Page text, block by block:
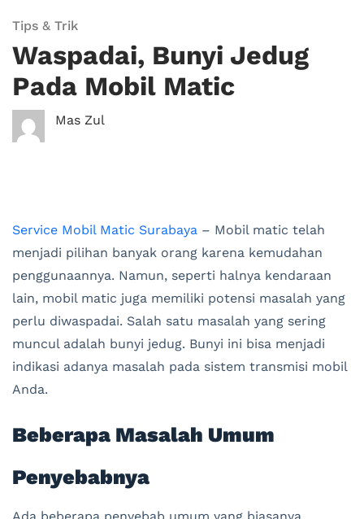
Tips & Trik
Waspadai, Bunyi Jedug
Pada Mobil Matic
Mas Zul
Service Mobil Matic Surabaya – Mobil matic telah
menjadi pilihan banyak orang karena kemudahan
penggunaannya. Namun, seperti halnya kendaraan
lain, mobil matic juga memiliki potensi masalah yang
perlu diwaspadai. Salah satu masalah yang sering
muncul adalah bunyi jedug. Bunyi ini bisa menjadi
indikasi adanya masalah pada sistem transmisi mobil
Anda.
Beberapa Masalah Umum
Penyebabnya